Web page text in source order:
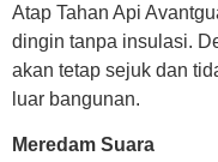
Atap Tahan Api
dingin tanpa insulasi.
akan tetap sejuk dan
luar bangunan.
Meredam Suara